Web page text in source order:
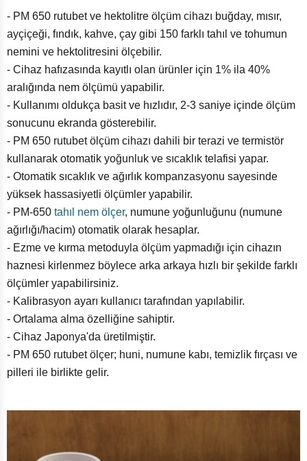
- PM 650 rutubet ve hektolitre ölçüm cihazı buğday, mısır,
ayçiçeği, fındık, kahve, çay gibi 150 farklı tahıl ve tohumun
nemini ve hektolitresini ölçebilir.
- Cihaz hafızasında kayıtlı olan ürünler için 1% ila 40%
aralığında nem ölçümü yapabilir.
- Kullanımı oldukça basit ve hızlıdır, 2-3 saniye içinde ölçüm
sonucunu ekranda gösterebilir.
- PM 650 rutubet ölçüm cihazı dahili bir terazi ve termistör
kullanarak otomatik yoğunluk ve sıcaklık telafisi yapar.
- Otomatik sıcaklık ve ağırlık kompanzasyonu sayesinde
yüksek hassasiyetli ölçümler yapabilir.
- PM-650 tahıl nem ölçer, numune yoğunluğunu (numune
ağırlığı/hacim) otomatik olarak hesaplar.
- Ezme ve kırma metoduyla ölçüm yapmadığı için cihazın
haznesi kirlenmez böylece arka arkaya hızlı bir şekilde farklı
ölçümler yapabilirsiniz.
- Kalibrasyon ayarı kullanıcı tarafından yapılabilir.
- Ortalama alma özelliğine sahiptir.
- Cihaz Japonya'da üretilmiştir.
- PM 650 rutubet ölçer; huni, numune kabı, temizlik fırçası ve
pilleri ile birlikte gelir.